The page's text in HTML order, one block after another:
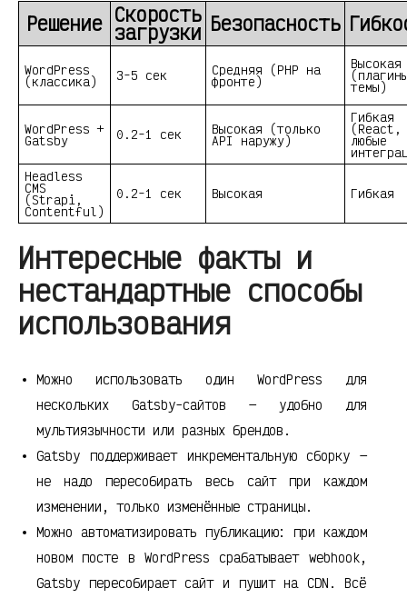
Решение Скорость
загрузки Безопасность
WordPress
(классика) 3-5 сек Средняя (PHP на
фронте)
Высокая
темы)
WordPress +
Gatsby 0.2-1 сек Высокая (только
API наружу)
Гибкая
(React,
любые
Headless
CMS
(Strapi,
Contentful)
0.2-1 сек Высокая Гибкая
Интересные факты и
нестандартные способы
использования
Можно использовать один WordPress для
нескольких Gatsby-сайтов — удобно для
мультиязычности или разных брендов.
Gatsby поддерживает инкрементальную сборку —
не надо пересобирать весь сайт при каждом
изменении, только изменённые страницы.
Можно автоматизировать публикацию: при каждом
новом посте в WordPress срабатывает webhook,
Gatsby пересобирает сайт и пушит на CDN. Всё